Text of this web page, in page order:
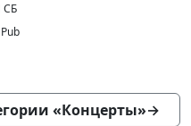
СБ
«Концерты»→